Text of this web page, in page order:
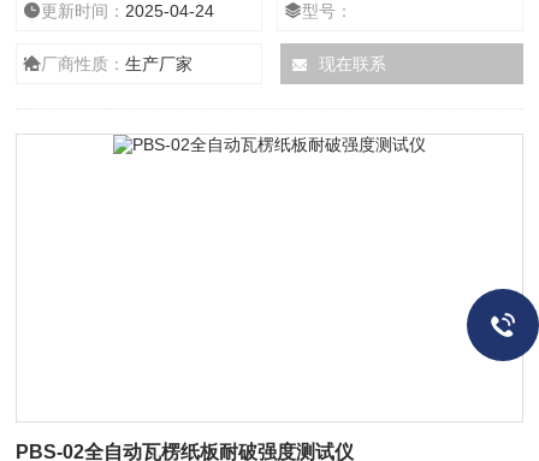
表面的均匀增加的压力。
更新时间： 2025-04-24 型号：
厂商性质：生产厂家 现在联系
PBS-02全自动瓦楞纸板耐破强度测试仪